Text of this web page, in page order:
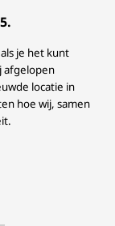
je het kunt
afgelopen
locatie in
hoe wij, samen